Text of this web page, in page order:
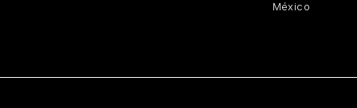
México